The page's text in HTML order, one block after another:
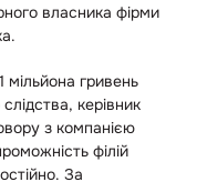
власника фірми
мільйона гривень
керівник
з компанією
філій
За